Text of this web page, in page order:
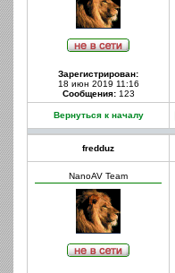
Зарегистрирован:
18 июн 2019 11:16
Сообщения:123
Вернуться к началу
fredduz
NanoAV Team